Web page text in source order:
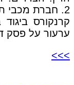
ערעור על פסק
>>>